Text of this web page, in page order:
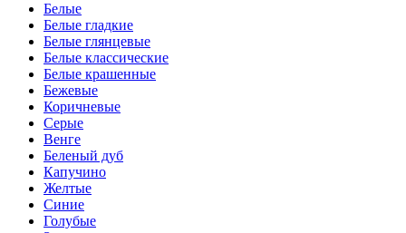
Белые
Белые гладкие
Белые глянцевые
Белые классические
Белые крашенные
Бежевые
Коричневые
Серые
Венге
Беленый дуб
Капучино
Желтые
Синие
Голубые